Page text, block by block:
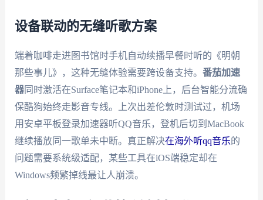
设备联动的无缝听歌方案
端着咖啡走进图书馆时手机自动续播早餐时听的《明朝
那些事儿》，这种无缝体验需要跨设备支持。 番茄加速
器同时激活在Surface笔记本和iPhone上，后台智能分流确
保酷狗始终走影音专线。上次出差伦敦时测试过，机场
用安卓平板登录加速器听QQ音乐，登机后切到MacBook
继续播放同一歌单未中断。真正解决在海外听qq音乐的
问题需要系统级适配，某些工具在iOS端稳定却在
Windows频繁掉线最让人崩溃。